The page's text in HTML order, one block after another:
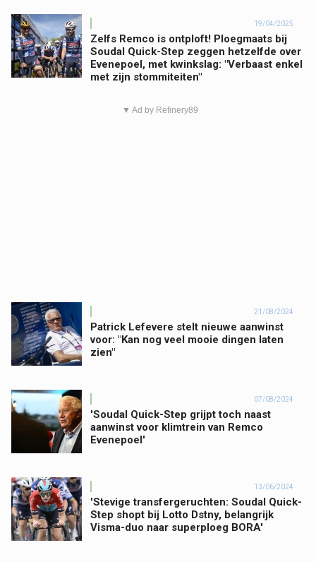
19/04/2025
Zelfs Remco is ontploft! Ploegmaats bij
Soudal Quick-Step zeggen hetzelfde over
Evenepoel, met kwinkslag: "Verbaast enkel
met zijn stommiteiten"
▼ Ad by Refinery89
21/08/2024
Patrick Lefevere stelt nieuwe aanwinst
voor: "Kan nog veel mooie dingen laten
zien"
07/08/2024
'Soudal Quick-Step grijpt toch naast
aanwinst voor klimtrein van Remco
Evenepoel'
13/06/2024
'Stevige transfergeruchten: Soudal Quick-
Step shopt bij Lotto Dstny, belangrijk
Visma-duo naar superploeg BORA'